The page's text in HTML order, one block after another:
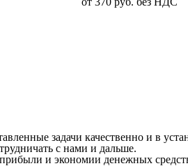
задачи качественно и в
с нами и дальше.
и экономии денежных